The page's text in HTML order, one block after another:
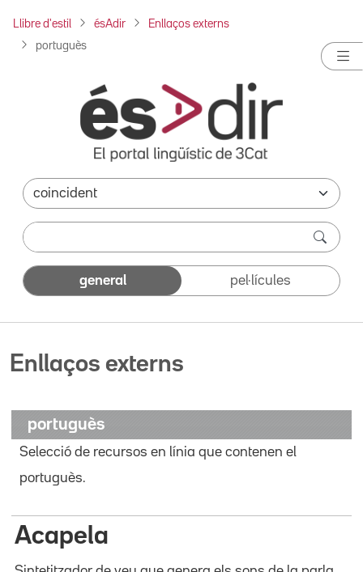
Llibre d'estil ésAdir Enllaços externs
portuguès
general pel·lícules
Enllaços externs
portuguès
Selecció de recursos en línia que contenen el
portuguès.
Acapela